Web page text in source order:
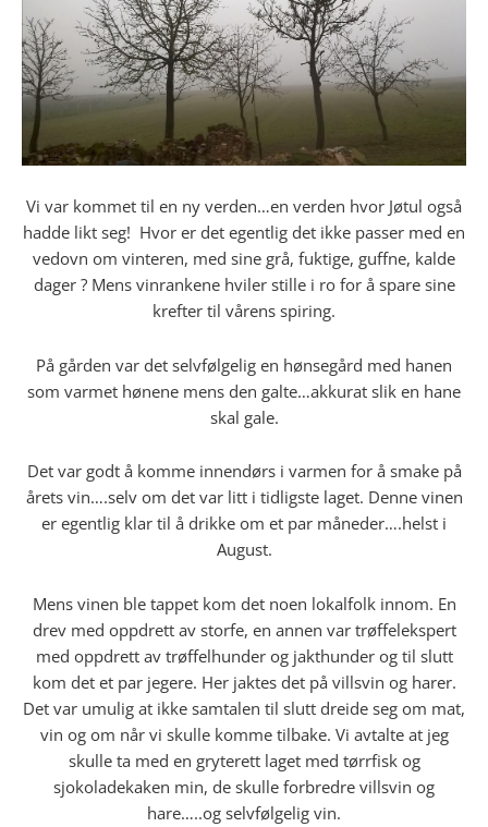
Vi var kommet til en ny verden…en verden hvor Jøtul også
hadde likt seg! Hvor er det egentlig det ikke passer med en
vedovn om vinteren, med sine grå, fuktige, guffne, kalde
dager ? Mens vinrankene hviler stille i ro for å spare sine
krefter til vårens spiring.
På gården var det selvfølgelig en hønsegård med hanen
som varmet hønene mens den galte…akkurat slik en hane
skal gale.
Det var godt å komme innendørs i varmen for å smake på
årets vin….selv om det var litt i tidligste laget. Denne vinen
er egentlig klar til å drikke om et par måneder….helst i
August.
Mens vinen ble tappet kom det noen lokalfolk innom. En
drev med oppdrett av storfe, en annen var trøffelekspert
med oppdrett av trøffelhunder og jakthunder og til slutt
kom det et par jegere. Her jaktes det på villsvin og harer.
Det var umulig at ikke samtalen til slutt dreide seg om mat,
vin og om når vi skulle komme tilbake. Vi avtalte at jeg
skulle ta med en gryterett laget med tørrfisk og
sjokoladekaken min, de skulle forbredre villsvin og
hare…..og selvfølgelig vin.